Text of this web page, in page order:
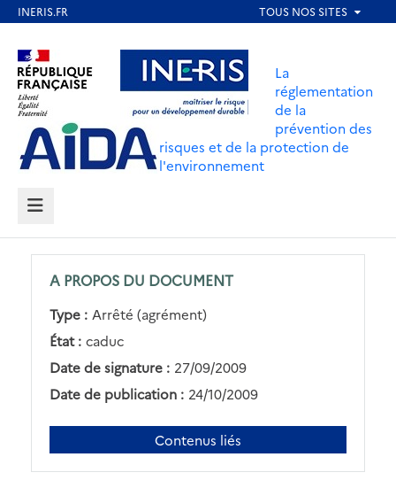
contenu
principal
Aller au contenu Aller au menu
Aller au pied de page
La
réglementation
de la
prévention des
risques et de la protection de
l'environnement
MENU
A PROPOS DU DOCUMENT
Type : Arrêté (agrément)
État : caduc
Date de signature : 27/09/2009
Date de publication : 24/10/2009
Contenus liés